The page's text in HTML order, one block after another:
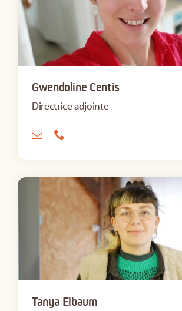
Gwendoline Centis
Directrice adjointe
Tanya Elbaum